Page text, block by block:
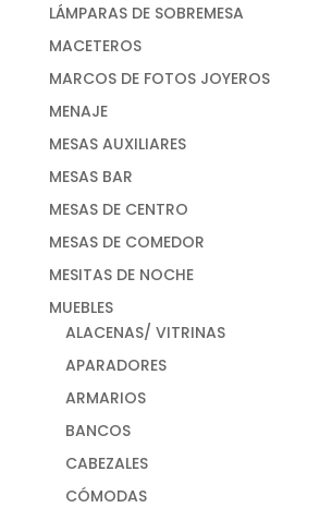
LÁMPARAS DE SOBREMESA
MACETEROS
MARCOS DE FOTOS JOYEROS
MENAJE
MESAS AUXILIARES
MESAS BAR
MESAS DE CENTRO
MESAS DE COMEDOR
MESITAS DE NOCHE
MUEBLES
ALACENAS/ VITRINAS
APARADORES
ARMARIOS
BANCOS
CABEZALES
CÓMODAS